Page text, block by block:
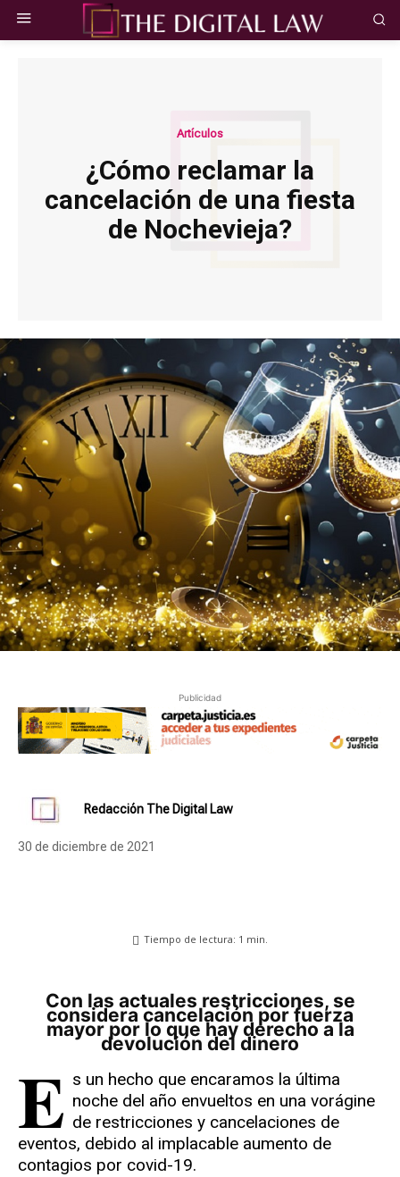
Artículos
¿Cómo reclamar la
cancelación de una fiesta
de Nochevieja?
Publicidad
Redacción The Digital Law
30 de diciembre de 2021
Tiempo de lectura: 1 min.
Con las actuales restricciones, se
considera cancelación por fuerza
mayor por lo que hay derecho a la
devolución del dinero
E s un hecho que encaramos la última
noche del año envueltos en una vorágine
de restricciones y cancelaciones de
eventos, debido al implacable aumento de
contagios por covid-19.